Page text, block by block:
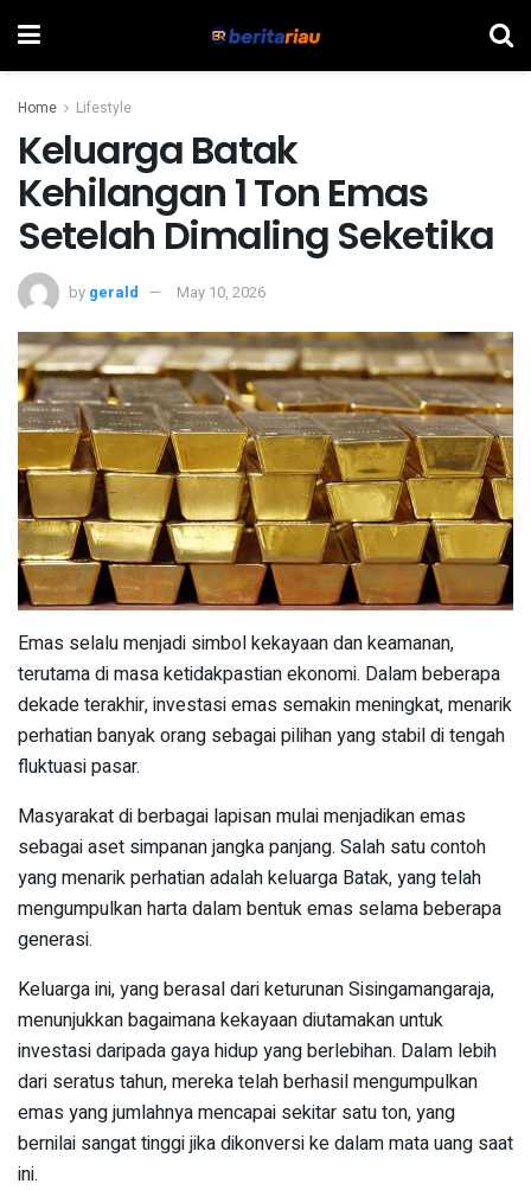
Home Lifestyle
Keluarga Batak
Kehilangan 1 Ton Emas
Setelah Dimaling Seketika
by gerald May 10, 2026
Emas selalu menjadi simbol kekayaan dan keamanan,
terutama di masa ketidakpastian ekonomi. Dalam beberapa
dekade terakhir, investasi emas semakin meningkat, menarik
perhatian banyak orang sebagai pilihan yang stabil di tengah
fluktuasi pasar.
Masyarakat di berbagai lapisan mulai menjadikan emas
sebagai aset simpanan jangka panjang. Salah satu contoh
yang menarik perhatian adalah keluarga Batak, yang telah
mengumpulkan harta dalam bentuk emas selama beberapa
generasi.
Keluarga ini, yang berasal dari keturunan Sisingamangaraja,
menunjukkan bagaimana kekayaan diutamakan untuk
investasi daripada gaya hidup yang berlebihan. Dalam lebih
dari seratus tahun, mereka telah berhasil mengumpulkan
emas yang jumlahnya mencapai sekitar satu ton, yang
bernilai sangat tinggi jika dikonversi ke dalam mata uang saat
ini.